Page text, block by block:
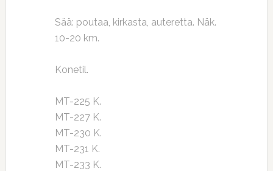
Sää: poutaa, kirkasta, auteretta. Näk.
10-20 km.
Konetil.
MT-225 K.
MT-227 K.
MT-230 K.
MT-231 K.
MT-233 K.